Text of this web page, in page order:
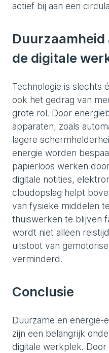
actief bij aan een
Duurzaamheid
de digitale
Technologie is slechts
ook het gedrag van
grote rol. Door
apparaten, zoals
lagere
energie worden
papierloos werken
digitale notities,
cloudopslag helpt
van fysieke middelen
thuiswerken te blijven
wordt niet alleen
uitstoot van
verminderd.
Conclusie
Duurzame en energie-
zijn een belangrijk
digitale werkplek.